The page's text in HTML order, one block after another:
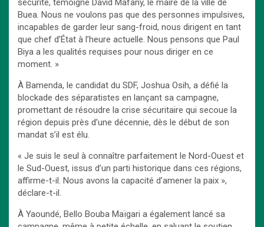
sécurité, témoigne David Mafany, le maire de la ville de
Buea. Nous ne voulons pas que des personnes impulsives,
incapables de garder leur sang-froid, nous dirigent en tant
que chef d’État à l’heure actuelle. Nous pensons que Paul
Biya a les qualités requises pour nous diriger en ce
moment. »
À Bamenda, le candidat du SDF, Joshua Osih, a défié la
blockade des séparatistes en lançant sa campagne,
promettant de résoudre la crise sécuritaire qui secoue la
région depuis près d’une décennie, dès le début de son
mandat s’il est élu.
« Je suis le seul à connaître parfaitement le Nord-Ouest et
le Sud-Ouest, issus d’un parti historique dans ces régions,
affirme-t-il. Nous avons la capacité d’amener la paix »,
déclare-t-il.
À Yaoundé, Bello Bouba Maïgari a également lancé sa